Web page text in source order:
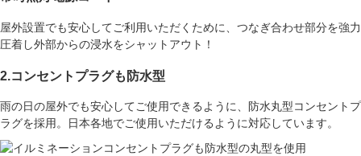
屋外設置でも安心してご利用いただくために、つなぎ合わせ部分を強力
圧着し外部からの浸水をシャットアウト！
2.コンセントプラグも防水型
雨の日の屋外でも安心してご使用できるように、防水丸型コンセントプ
ラグを採用。日本各地でご使用いただけるように対応しています。